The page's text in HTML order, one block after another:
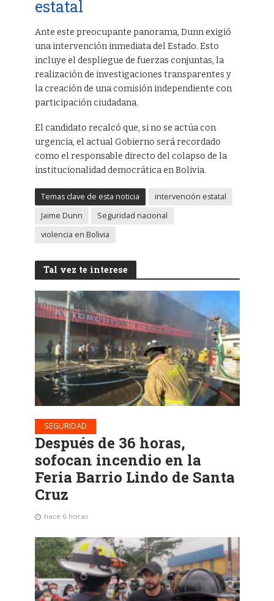
estatal
Ante este preocupante panorama, Dunn exigió
una intervención inmediata del Estado. Esto
incluye el despliegue de fuerzas conjuntas, la
realización de investigaciones transparentes y
la creación de una comisión independiente con
participación ciudadana.
El candidato recalcó que, si no se actúa con
urgencia, el actual Gobierno será recordado
como el responsable directo del colapso de la
institucionalidad democrática en Bolivia.
Temas clave de esta noticia
intervención estatal
Jaime Dunn
Seguridad nacional
violencia en Bolivia
Tal vez te interese
SEGURIDAD
Después de 36 horas,
sofocan incendio en la
Feria Barrio Lindo de Santa
Cruz
hace 6 horas